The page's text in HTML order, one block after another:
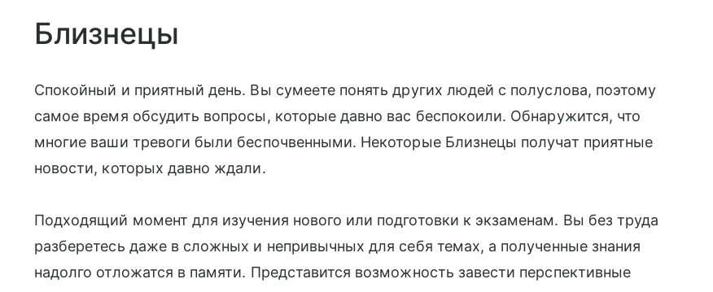
Близнецы
Спокойный и приятный день. Вы сумеете понять других людей с полуслова, поэтому
самое время обсудить вопросы, которые давно вас беспокоили. Обнаружится, что
многие ваши тревоги были беспочвенными. Некоторые Близнецы получат приятные
новости, которых давно ждали.
Подходящий момент для изучения нового или подготовки к экзаменам. Вы без труда
разберетесь даже в сложных и непривычных для себя темах, а полученные знания
надолго отложатся в памяти. Представится возможность завести перспективные